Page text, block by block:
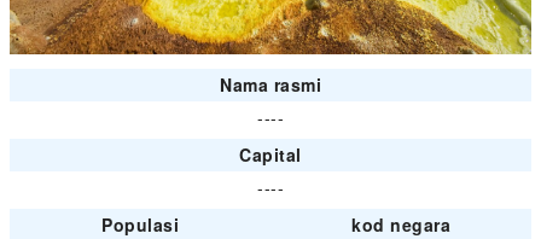
Nama rasmi
----
Capital
----
Populasi
kod negara